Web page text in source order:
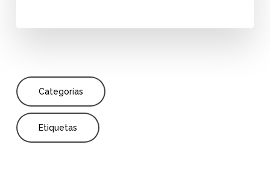
Categorías
Etiquetas